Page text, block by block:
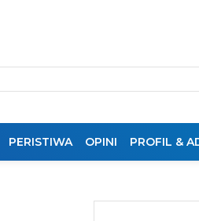
PERISTIWA OPINI PROFIL &